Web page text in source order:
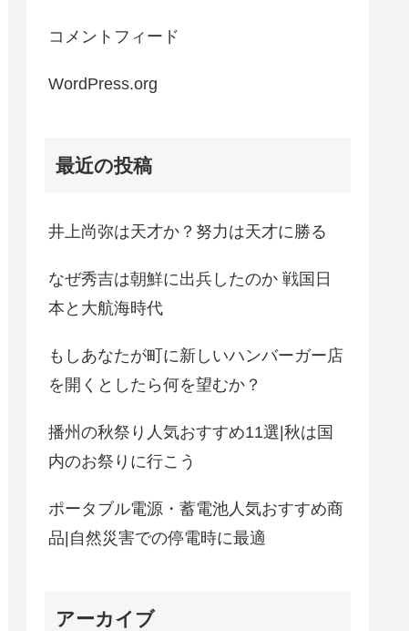
コメントフィード
WordPress.org
最近の投稿
井上尚弥は天才か？努力は天才に勝る
なぜ秀吉は朝鮮に出兵したのか 戦国日
本と大航海時代
もしあなたが町に新しいハンバーガー店
を開くとしたら何を望むか？
播州の秋祭り人気おすすめ11選|秋は国
内のお祭りに行こう
ポータブル電源・蓄電池人気おすすめ商
品|自然災害での停電時に最適
アーカイブ